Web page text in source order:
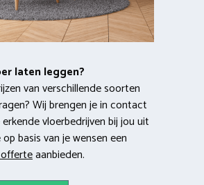
laten leggen?
van verschillende soorten
Wij brengen je in contact
vloerbedrijven bij jou uit
basis van je wensen een
aanbieden.